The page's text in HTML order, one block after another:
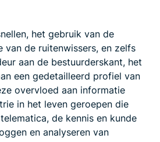
het gebruik van de
van de ruitenwissers, en zelfs
aan de bestuurderskant, het
een gedetailleerd profiel van
overvloed aan informatie
in het leven geroepen die
de kennis en kunde
en analyseren van